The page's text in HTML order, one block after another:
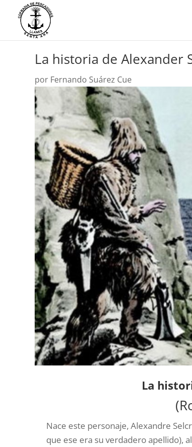
La historia de Alexander
por Fernando Suárez Cue
La
Nace este personaje, Alexandre
que ese era su verdadero apellido),